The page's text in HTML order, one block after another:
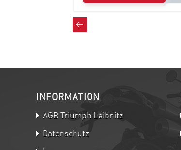
INFORMATION
AGB Triumph Leibnitz
Datenschutz